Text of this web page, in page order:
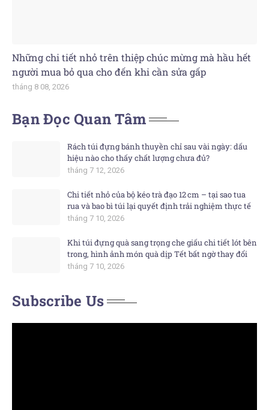
Những chi tiết nhỏ trên thiệp chúc mừng mà hầu hết
người mua bỏ qua cho đến khi cần sửa gấp
tháng 8 08, 2026
Bạn Đọc Quan Tâm
Rách túi đựng bánh thuyền chỉ sau vài ngày: dấu
hiệu nào cho thấy chất lượng chưa đủ?
tháng 7 12, 2026
Chi tiết nhỏ của bộ kéo trà đạo 12 cm – tại sao tua
rua và bao bì túi lại quyết định trải nghiệm thực tế
tháng 7 10, 2026
Khi túi đựng quà sang trọng che giấu chi tiết lót bên
trong, hình ảnh món quà dịp Tết bất ngờ thay đổi
tháng 7 10, 2026
Subscribe Us